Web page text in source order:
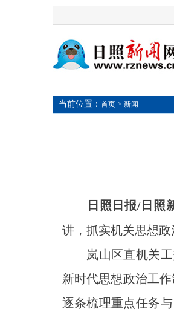
当前位置： 首页 > 新闻
日照日报/日照
讲，抓实机关思想
岚山区直机关工
新时代思想政治工
逐条梳理重点任务